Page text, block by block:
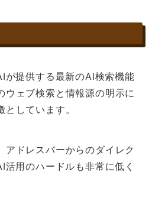
提供する最新のAI検索機能
ウェブ検索と情報源の明示に
しています。
アドレスバーからのダイレク
活用のハードルも非常に低く